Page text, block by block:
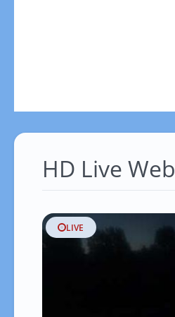
HD Live
LIVE